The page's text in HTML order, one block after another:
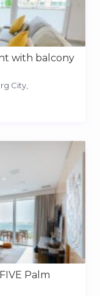
with balcony
City,
Palm